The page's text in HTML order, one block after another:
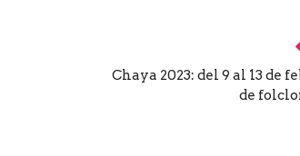
Chaya 2023: del 9 al 13 de
de